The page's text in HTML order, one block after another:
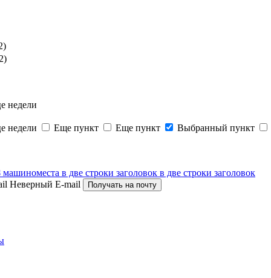
недели
недели Еще пункт Еще пункт Выбранный пункт
в две строки заголовок в две строки заголовок
Неверный E-mail